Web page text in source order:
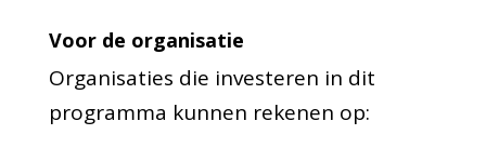
Voor de organisatie
Organisaties die investeren in dit
programma kunnen rekenen op: